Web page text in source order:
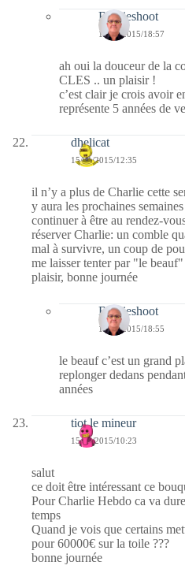
Bernieshoot
15/01/2015/18:57
ah oui la douceur de la
CLES .. un plaisir !
c’est clair je crois avoir
représente 5 années de
dhelicat
15/01/2015/12:35
il n’y a plus de Charlie cette
y aura les prochaines
continuer à être au rendez-
réserver Charlie: un comble
mal à survivre, un coup de
me laisser tenter par "le
plaisir, bonne journée
Bernieshoot
15/01/2015/18:55
le beauf c’est un grand
replonger dedans
années
tiot le mineur
15/01/2015/10:23
salut
ce doit être intéressant ce
Pour Charlie Hebdo ca va
temps
Quand je vois que certains
pour 60000€ sur la toile ???
bonne journée